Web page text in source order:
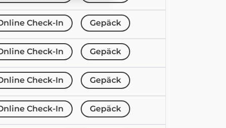
Check-In Gepäck
Check-In Gepäck
Check-In Gepäck
Check-In Gepäck